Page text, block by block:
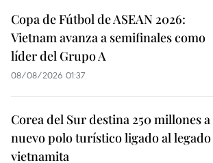
Copa de Fútbol de ASEAN 2026:
Vietnam avanza a semifinales como
líder del Grupo A
08/08/2026 01:37
Corea del Sur destina 250 millones a
nuevo polo turístico ligado al legado
vietnamita